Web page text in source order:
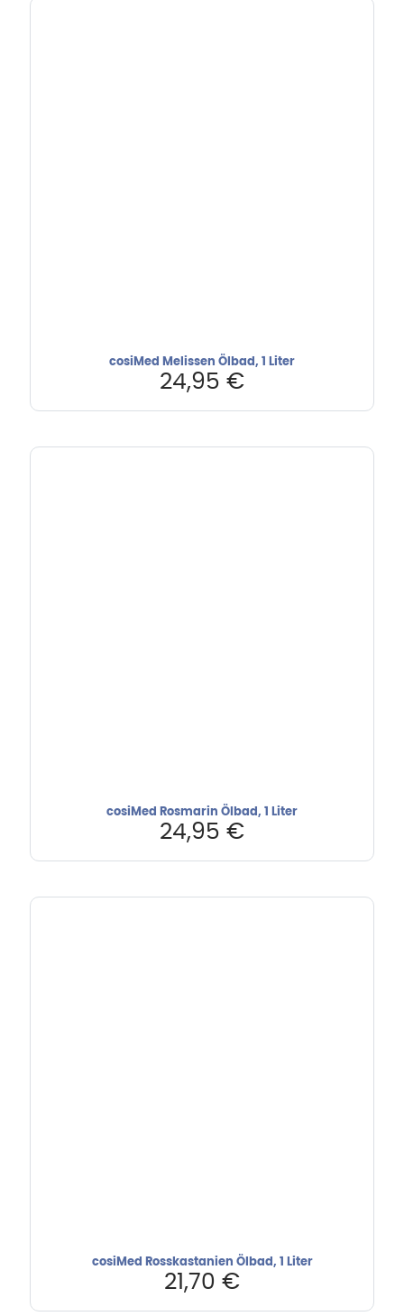
cosiMed Melissen Ölbad, 1 Liter
24,95 €
cosiMed Rosmarin Ölbad, 1 Liter
24,95 €
cosiMed Rosskastanien Ölbad, 1 Liter
21,70 €